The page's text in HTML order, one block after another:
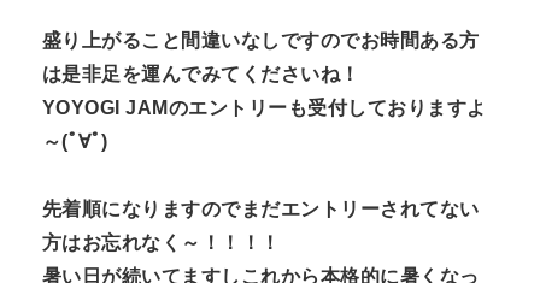
盛り上がること間違いなしですのでお時間ある方
は是非足を運んでみてくださいね！
YOYOGI JAMのエントリーも受付しておりますよ
～(ﾟ∀ﾟ)
先着順になりますのでまだエントリーされてない
方はお忘れなく～！！！！
暑い日が続いてますしこれから本格的に暑くなっ